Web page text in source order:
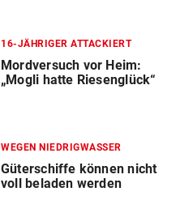
16-JÄHRIGER ATTACKIERT
Mordversuch vor Heim:
„Mogli hatte Riesenglück“
WEGEN NIEDRIGWASSER
Güterschiffe können nicht
voll beladen werden